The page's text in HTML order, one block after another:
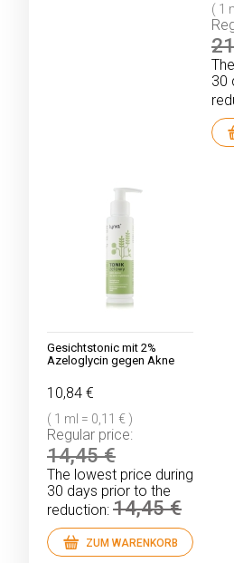
( 1
30
Gesichtstonic mit 2%
Azeloglycin gegen Akne
10,84 €
( 1 ml = 0,11 € )
Regular price:
14,45 €
The lowest price during
30 days prior to the
reduction: 14,45 €
ZUM WARENKORB